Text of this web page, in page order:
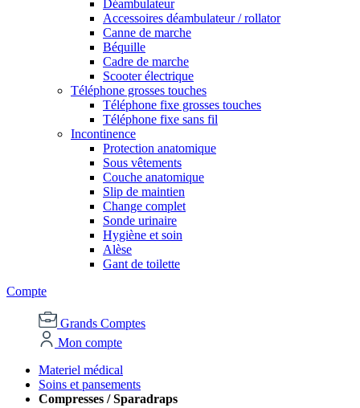
Déambulateur
Accessoires déambulateur / rollator
Canne de marche
Béquille
Cadre de marche
Scooter électrique
Téléphone grosses touches
Téléphone fixe grosses touches
Téléphone fixe sans fil
Incontinence
Protection anatomique
Sous vêtements
Couche anatomique
Slip de maintien
Change complet
Sonde urinaire
Hygiène et soin
Alèse
Gant de toilette
Compte
Grands Comptes
Mon compte
Materiel médical
Soins et pansements
Compresses / Sparadraps